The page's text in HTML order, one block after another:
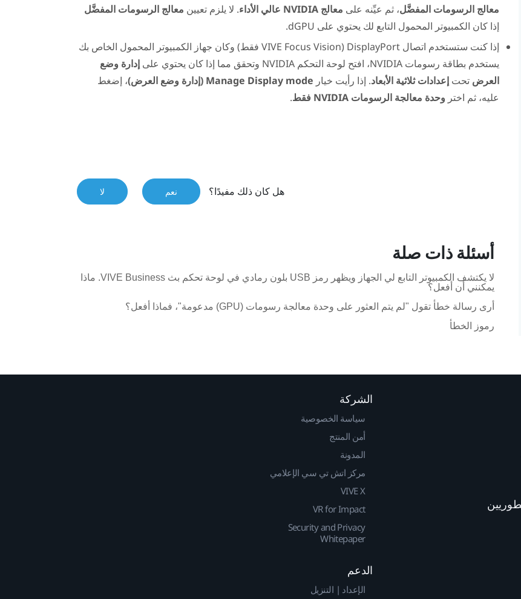
معالج الرسومات المفضَّل، ثم عيِّنه على معالج NVIDIA عالي الأداء . لا يلزم تعيين معالج الرسومات المفضَّل
إذا كان الكمبيوتر المحمول التابع لك يحتوي على dGPU.
إذا كنت ستستخدم اتصال DisplayPort
(
VIVE Focus Visionفقط) وكان جهاز الكمبيوتر المحمول الخاص بك
يستخدم بطاقة رسومات NVIDIA، افتح لوحة التحكم NVIDIA وتحقق مما إذا كان يحتوي على إدارة وضع
العرض تحت إعدادات ثلاثية الأبعاد. إذا رأيت خيار Manage Display mode (إدارة وضع العرض)
، إضغط
عليه، ثم اختر وحدة معالجة الرسومات NVIDIA فقط .
هل كان ذلك مفيدًا؟ نعم لا
أسئلة ذات صلة
لا يكتشف الكمبيوتر التابع لي الجهاز ويظهر رمز USB بلون رمادي في لوحة تحكم بث VIVE Business. ماذا
يمكنني أن أفعل؟
أرى رسالة خطأ تقول "لم يتم العثور على وحدة معالجة رسومات (GPU) مدعومة"، فماذا أفعل؟
رموز الخطأ
الشركة
سياسة الخصوصية
أمن المنتج
المدونة
مركز اتش تي سي الإعلامي
VIVE X
VR for Impact
Security and Privacy
Whitepaper
الدعم
الإعداد | التنزيل